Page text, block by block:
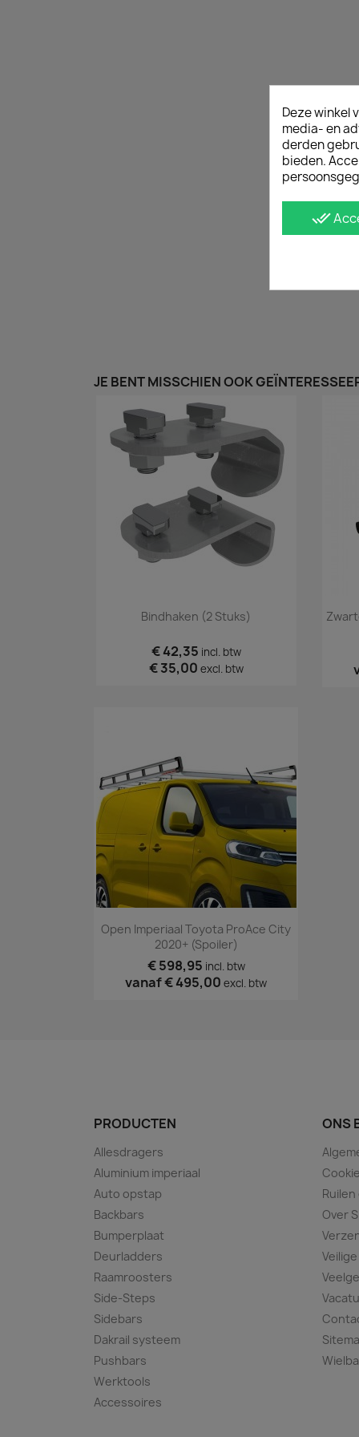
JE BENT MISSCHIEN OOK
Snel bekijken
Bindhaken (2 Stuks)
€ 42,35 incl. btw
€ 35,00 excl. btw
Snel bekijken
Open Imperiaal Toyota ProAce City
2020+ (spoiler)
€ 598,95 incl. btw
vanaf€ 495,00 excl. btw
PRODUCTEN
Allesdragers
Aluminium imperiaal
Auto opstap
Backbars
Bumperplaat
Deurladders
Raamroosters
Side-Steps
Sidebars
Dakrail systeem
Pushbars
Werktools
Accessoires
ONS
Over
Deze winkel
media- en
derden
bieden.
done_all